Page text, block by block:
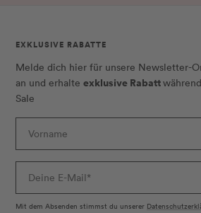
EXKLUSIVE RABATTE
Melde dich hier für unsere Newsletter-
an und erhalte exklusive Rabatt
Sale
Vorname
Deine E-Mail*
Mit dem Absenden stimmst du unserer